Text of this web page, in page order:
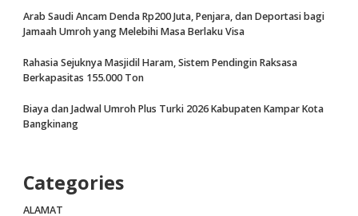
Arab Saudi Ancam Denda Rp200 Juta, Penjara, dan Deportasi bagi
Jamaah Umroh yang Melebihi Masa Berlaku Visa
Rahasia Sejuknya Masjidil Haram, Sistem Pendingin Raksasa
Berkapasitas 155.000 Ton
Biaya dan Jadwal Umroh Plus Turki 2026 Kabupaten Kampar Kota
Bangkinang
Categories
ALAMAT